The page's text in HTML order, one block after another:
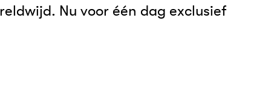
Nu voor één dag exclusief